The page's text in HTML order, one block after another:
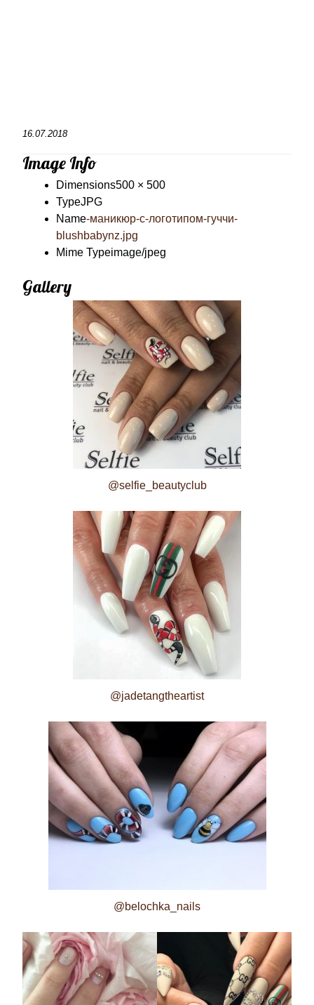
16.07.2018
Image Info
Dimensions500 × 500
TypeJPG
Name-маникюр-с-логотипом-гуччи-
blushbabynz.jpg
Mime Typeimage/jpeg
Gallery
@selfie_beautyclub
@jadetangtheartist
@belochka_nails